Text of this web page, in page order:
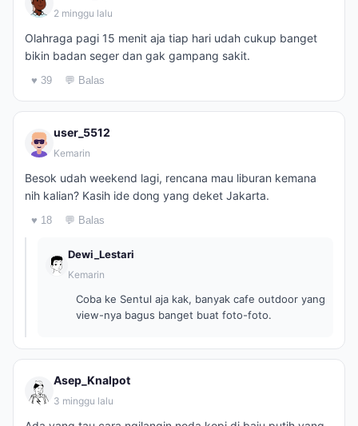
2 minggu lalu
Olahraga pagi 15 menit aja tiap hari udah cukup banget
bikin badan seger dan gak gampang sakit.
♥ 39 💬 Balas
user_5512
Kemarin
Besok udah weekend lagi, rencana mau liburan kemana
nih kalian? Kasih ide dong yang deket Jakarta.
♥ 18 💬 Balas
Dewi_Lestari
Kemarin
Coba ke Sentul aja kak, banyak cafe outdoor yang
view-nya bagus banget buat foto-foto.
Asep_Knalpot
3 minggu lalu